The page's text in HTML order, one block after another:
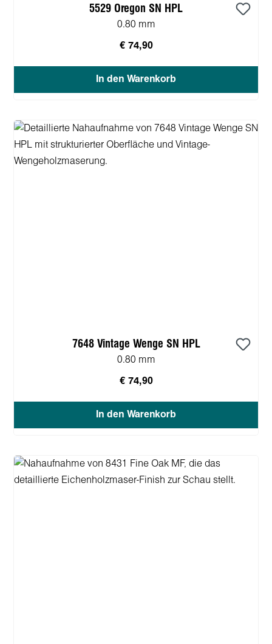
5529 Oregon SN HPL
0.80 mm
€ 74,90
In den Warenkorb
7648 Vintage Wenge SN HPL
0.80 mm
€ 74,90
In den Warenkorb